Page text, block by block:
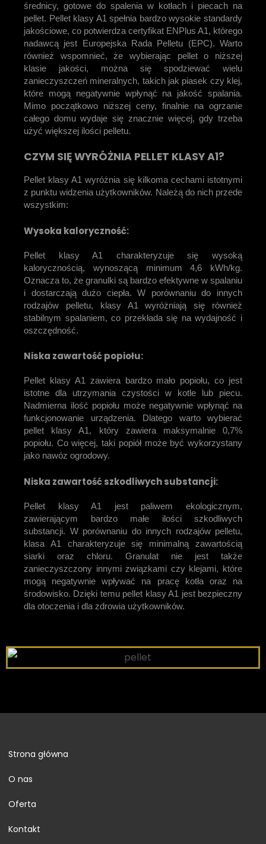
średnicy, gotowe do spalenia w kotłach i piecach na
pellet. Pellet klasy A1 spełnia bardzo wysokie standardy
jakościowe, co potwierdza certyfikat ENPlus A1, którego
nadawcą jest Europejska Rada Pelletu (EPC). Warto
również wspomnieć, że wybierając pellet o niższej
klasie jakości, można się spodziewać wielu
zanieczyszczeń mineralnych, takich jak piasek czy klej,
które mogą negatywnie wpłynąć na jakość spalania.
Mimo początkowo niższej ceny, finalnie na ogrzanie
całego domu wydaje się znacznie więcej, gdy trzeba
użyć większej ilości pelletu.
CZYM SIĘ WYRÓŻNIA PELLET KLASY A1?
Pellet klasy A1 wyróżnia się kilkoma cechami istotnymi
z punktu widzenia użytkowników. Należą do nich przede
wszystkim:
Wysoka kaloryczność:
Pellet klasy A1 charakteryzuje się wysoką
kalorycznością, wynoszącą minimum 4,6 kWh/kg.
Oznacza to, że granulki są bardzo efektywne w spalaniu
i dostarczają dużo ciepła. W porównaniu do innych
rodzajów pelletu, klasy A1 wyróżniają się również
stabilnym spalaniem, co przekłada się na wydajność i
oszczędność.
Niska zawartość popiołu:
Pellet klasy A1 zawiera bardzo mało popiołu, co jest
istotne dla utrzymania czystości w kotle lub piecu.
Nadmierna ilość popiołu może negatywnie wpłynąć na
funkcjonowanie urządzenia. Dlatego warto wybierać
pellet klasy A1, który zawiera maksymalnie 0,7%
popiołu. Co więcej, taki popiół może być wykorzystany
jako nawóz ogrodowy.
Niska zawartość szkodliwych substancji:
Pellet klasy A1 jest paliwem ekologicznym,
zawierającym bardzo małe ilości szkodliwych
substancji. W porównaniu do innych rodzajów pelletu,
klasa A1 charakteryzuje się minimalną zawartością
siarki oraz chloru. Granulat nie jest także
zanieczyszczony innymi związkami czy klejami, które
mogą negatywnie wpływać na pracę kotła oraz na
środowisko. Dzięki temu pellet klasy A1 jest bezpieczny
dla otoczenia i dla zdrowia użytkowników.
Strona główna
O nas
Oferta
Kontakt